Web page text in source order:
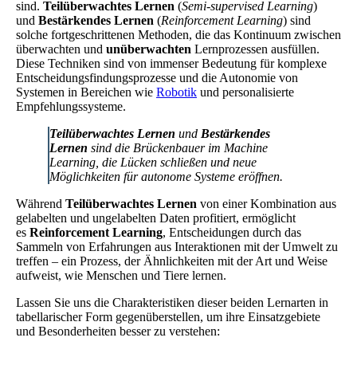
sind. Teilüberwachtes Lernen (Semi-supervised Learning)
und Bestärkendes Lernen (Reinforcement Learning) sind
solche fortgeschrittenen Methoden, die das Kontinuum zwischen
überwachten und unüberwachten Lernprozessen ausfüllen.
Diese Techniken sind von immenser Bedeutung für komplexe
Entscheidungsfindungsprozesse und die Autonomie von
Systemen in Bereichen wie Robotik und personalisierte
Empfehlungssysteme.
Teilüberwachtes Lernen und Bestärkendes
Lernen sind die Brückenbauer im Machine
Learning, die Lücken schließen und neue
Möglichkeiten für autonome Systeme eröffnen.
Während Teilüberwachtes Lernen von einer Kombination aus
gelabelten und ungelabelten Daten profitiert, ermöglicht
es Reinforcement Learning, Entscheidungen durch das
Sammeln von Erfahrungen aus Interaktionen mit der Umwelt zu
treffen – ein Prozess, der Ähnlichkeiten mit der Art und Weise
aufweist, wie Menschen und Tiere lernen.
Lassen Sie uns die Charakteristiken dieser beiden Lernarten in
tabellarischer Form gegenüberstellen, um ihre Einsatzgebiete
und Besonderheiten besser zu verstehen: